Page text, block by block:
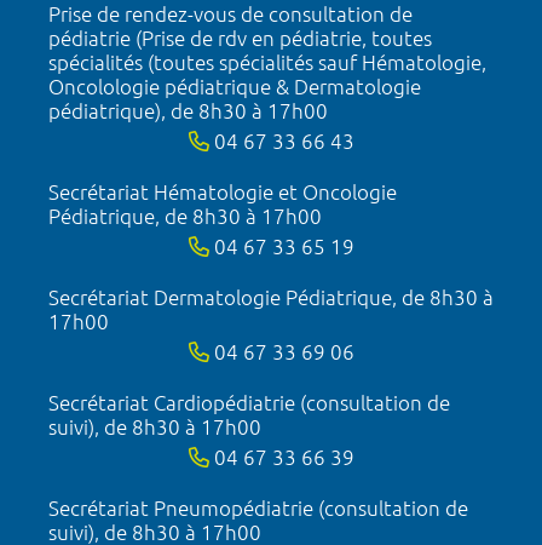
Prise de rendez-vous de consultation de
pédiatrie (Prise de rdv en pédiatrie, toutes
spécialités (toutes spécialités sauf Hématologie,
Oncolologie pédiatrique & Dermatologie
pédiatrique), de 8h30 à 17h00
04 67 33 66 43
Secrétariat Hématologie et Oncologie
Pédiatrique, de 8h30 à 17h00
04 67 33 65 19
Secrétariat Dermatologie Pédiatrique, de 8h30 à
17h00
04 67 33 69 06
Secrétariat Cardiopédiatrie (consultation de
suivi), de 8h30 à 17h00
04 67 33 66 39
Secrétariat Pneumopédiatrie (consultation de
suivi), de 8h30 à 17h00